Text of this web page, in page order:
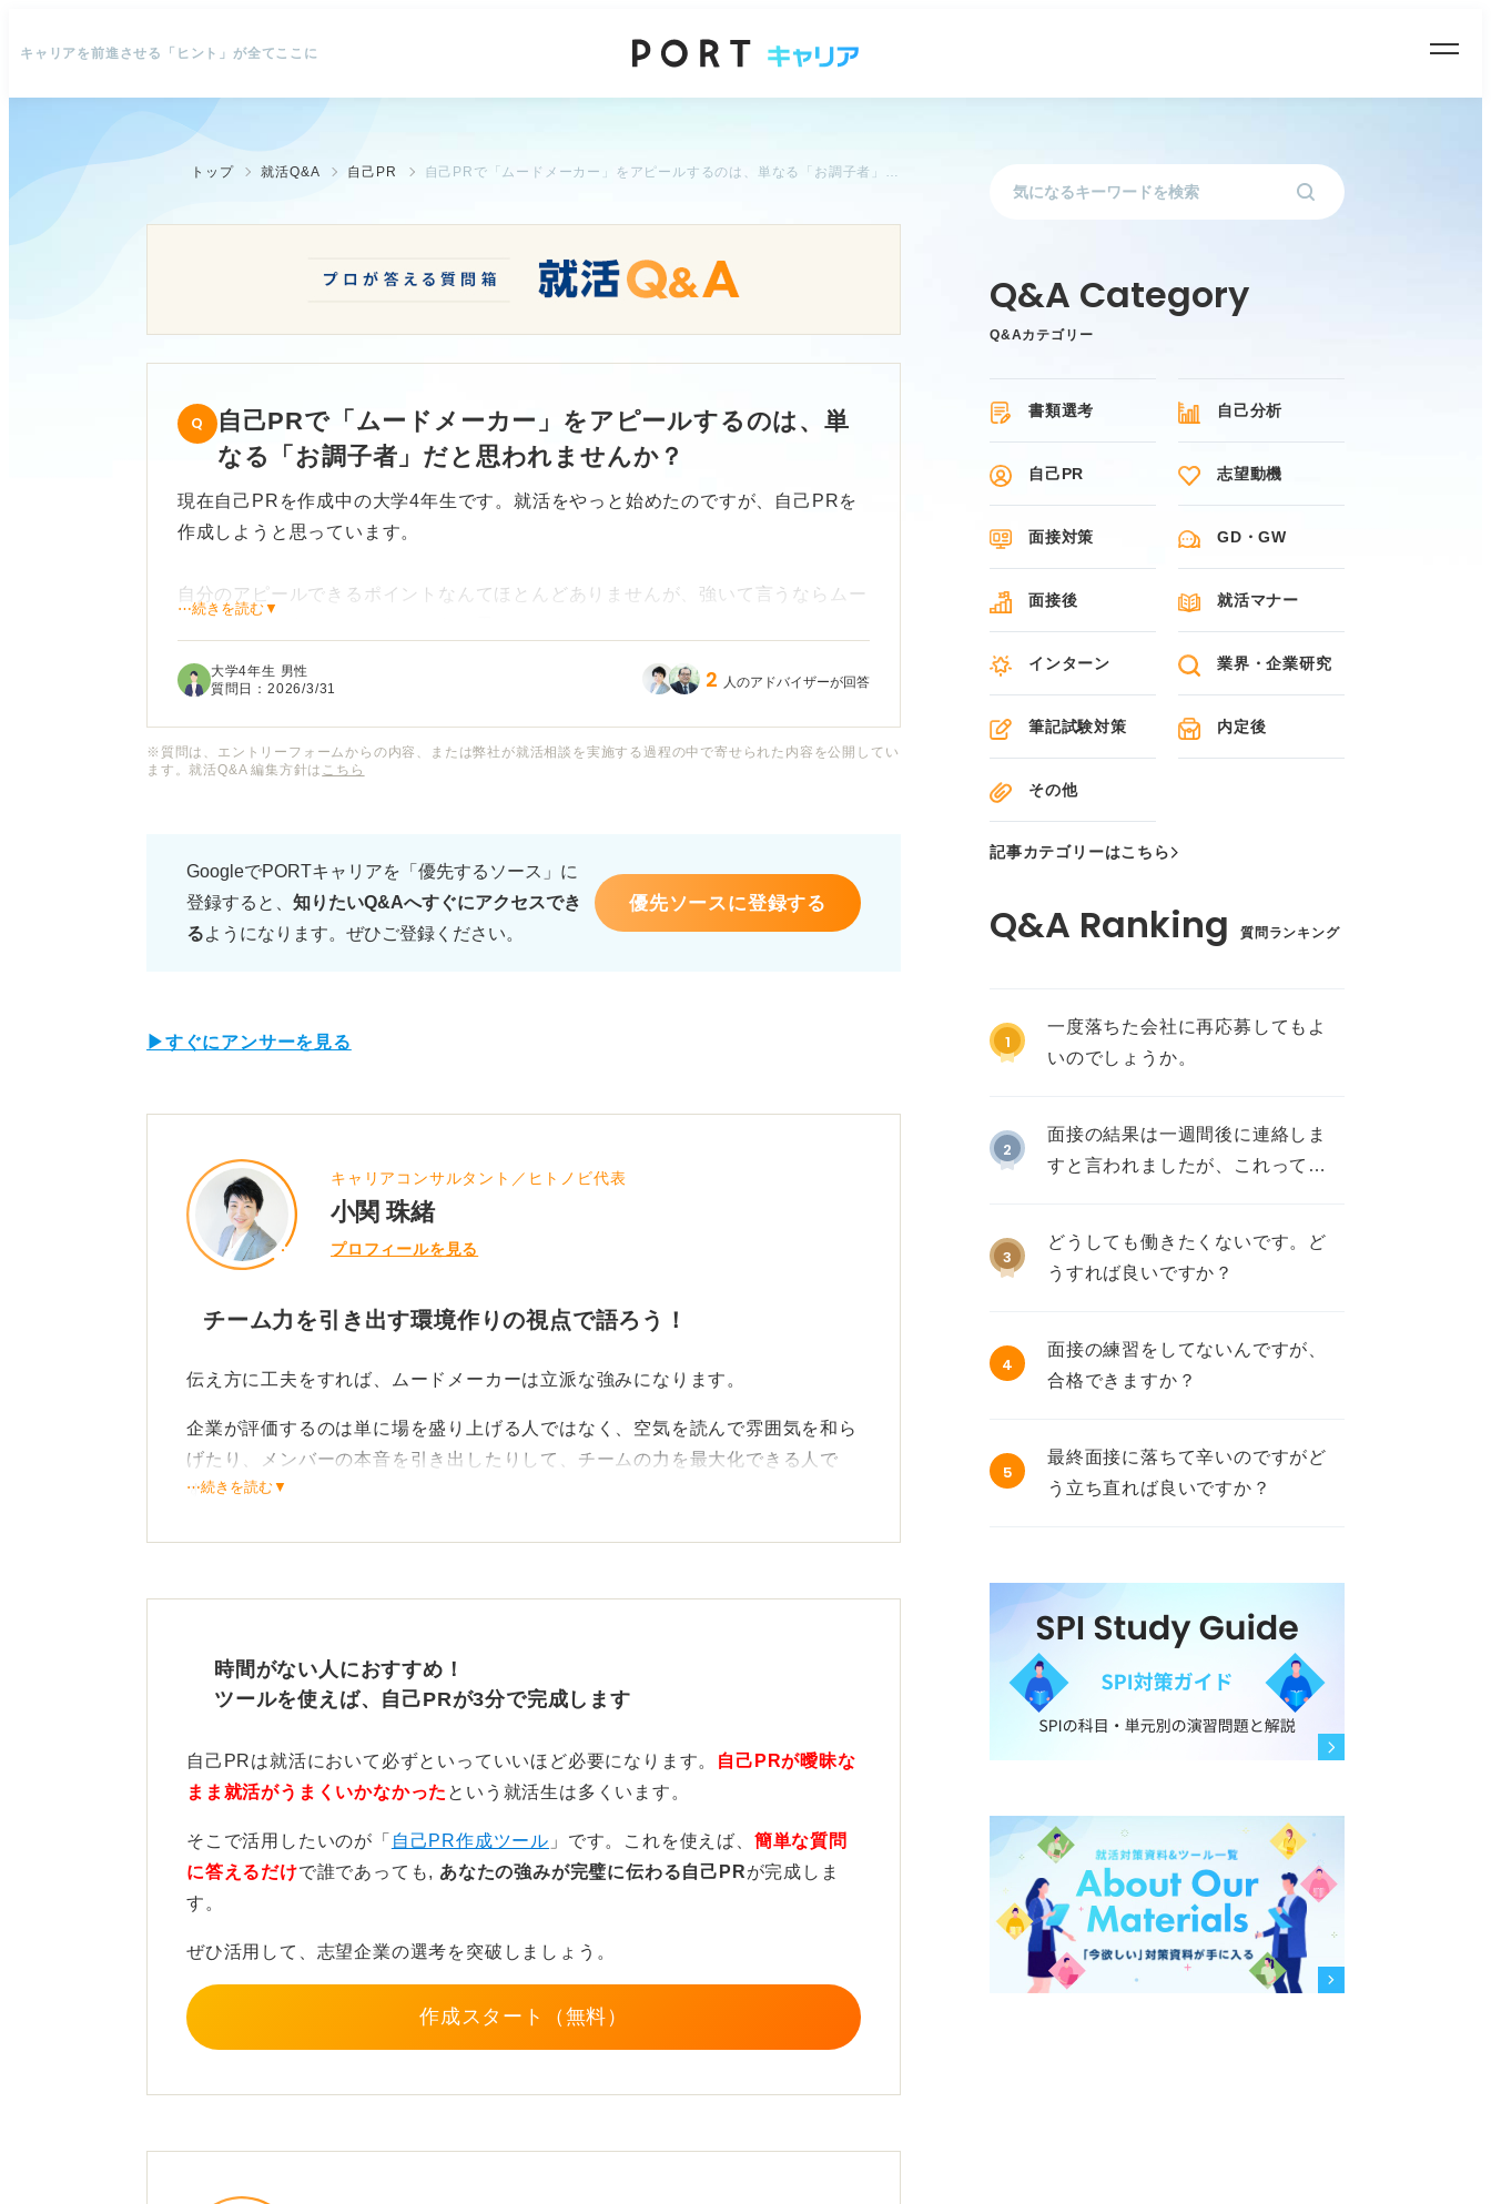
キャリアを前進させる「ヒント」が全てここに
トップ 就活Q&A 自己PR 自己PRで「ムードメーカー」をアピールするのは、単なる「お調子者」だと思われませんか？
自己PRで「ムードメーカー」をアピールするのは、単
なる「お調子者」だと思われませんか？
現在自己PRを作成中の大学4年生です。就活をやっと始めたのですが、自己PRを
作成しようと思っています。
自分のアピールできるポイントなんてほとんどありませんが、強いて言うならムー
ただこれって強みなのでしょうか？ 「ただ賑やかなだけ」「仕事への真剣さが足
企業は場の雰囲気を良くする学生よりも、常に厳しく成果だけを追い求める学生を
ムードメーカーを単なる盛り上げ役で終わらせず、組織の生産性を高める「心理的
安全性をつくる力」として評価してもらうための伝え方を教えてください。
⋯続きを読む▼
大学4年生 男性
質問日：2026/3/31 2 人のアドバイザーが回答
※質問は、エントリーフォームからの内容、または弊社が就活相談を実施する過程の中で寄せられた内容を公開してい
ます。就活Q&A 編集方針は こちら
GoogleでPORTキャリアを「優先するソース」に
登録すると、 知りたいQ&Aへすぐにアクセスでき
るようになります。ぜひご登録ください。
優先ソースに登録する
▶すぐにアンサーを見る
キャリアコンサルタント／ヒトノビ代表
小関 珠緒
プロフィールを見る
チーム力を引き出す環境作りの視点で語ろう！
伝え方に工夫をすれば、ムードメーカーは立派な強みになります。
企業が評価するのは単に場を盛り上げる人ではなく、空気を読んで雰囲気を和ら
げたり、メンバーの本音を引き出したりして、チームの力を最大化できる人で
す。
いわゆる心理的安全性を高め、全員が力を発揮できる土壌を作れる能力として定
なぜその場で雰囲気を変える必要があったのか、盛り上げる以外にどのような点
単なる性格の話ではなく、組織の生産性を高めるための戦略的なふるまいとして
語ることで、ビジネスシーンでも頼られる人として評価されます。
0
⋯続きを読む▼
時間がない人におすすめ！
ツールを使えば、自己PRが3分で完成します
自己PRは就活において必ずといっていいほど必要になります。
自己PRが曖昧な
まま就活がうまくいかなかった という就活生は多くいます。
そこで活用したいのが「 自己PR作成ツール 」です。これを使えば、 簡単な質問
に答えるだけで誰であっても, あなたの強みが完璧に伝わる自己PRが完成しま
す。
ぜひ活用して、志望企業の選考を突破しましょう。
作成スタート（無料）
Q&Aカテゴリー
書類選考 自己分析
自己PR 志望動機
面接対策 GD・GW
面接後 就活マナー
インターン 業界・企業研究
筆記試験対策 内定後
その他
記事カテゴリーはこちら
質問ランキング
1
一度落ちた会社に再応募してもよ
いのでしょうか。
2
面接の結果は一週間後に連絡しま
すと言われましたが、これって不
3
どうしても働きたくないです。ど
うすれば良いですか？
4
面接の練習をしてないんですが、
合格できますか？
5
最終面接に落ちて辛いのですがど
う立ち直れば良いですか？